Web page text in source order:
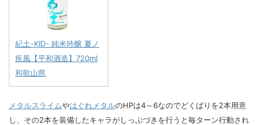
紀土-KID- 純米吟醸 夏ノ
疾風【平和酒造】720ml
和歌山県
メタルスライムやはぐれメタルのHPは4～6なのでどくばりを2本用意
し、その2本を装備したキャラがしっぷづきを行うと毎ターン行動され